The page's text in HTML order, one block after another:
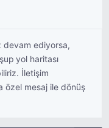
devam ediyorsa,
yol haritası
İletişim
özel mesaj ile dönüş